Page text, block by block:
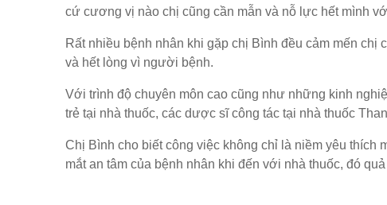
cứ cương vị nào chị cũng cần mẫn và nỗ lực hết mình
Rất nhiều bệnh nhân khi gặp chị Bình đều cảm mến
và hết lòng vì người bệnh.
Với trình độ chuyên môn cao cũng như những kinh
trẻ tại nhà thuốc, các dược sĩ công tác tại nhà thuốc
Chị Bình cho biết công việc không chỉ là niềm yêu
mắt an tâm của bệnh nhân khi đến với nhà thuốc, đó